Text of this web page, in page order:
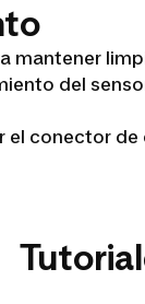
mantener
del
el conector